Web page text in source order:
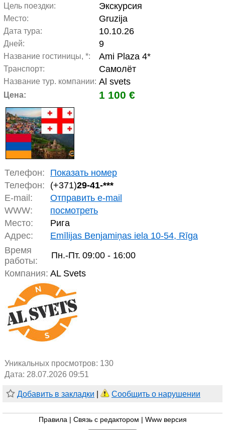
Цель поездки: Экскурсия
Место: Gruzija
Дата тура: 10.10.26
Дней: 9
Название гостиницы, *: Ami Plaza 4*
Транспорт: Самолёт
Название тур. компании: Al svets
Цена: 1 100 €
Телефон:
Показать номер
Телефон:
(+371)29-41-***
E-mail:
Отправить e-mail
WWW:
посмотреть
Место:
Рига
Адрес:
Emīlijas Benjamiņas iela 10-54, Rīga
Время
работы:
Пн.-Пт. 09:00 - 16:00
Компания: AL Svets
Уникальных просмотров: 130
Дата: 28.07.2026 09:51
Добавить в закладки Сообщить о нарушении
Правила Связь с редактором Www версия